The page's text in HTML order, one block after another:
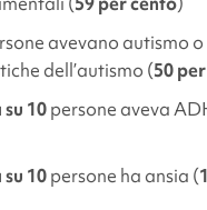
avevano autismo o
dell’autismo (50
10persone aveva
10persone ha ansia (